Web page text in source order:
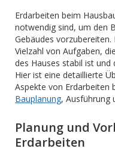
Erdarbeiten beim
notwendig sind, um den
Gebäudes
Vielzahl von Aufgaben,
des Hauses stabil ist
Hier ist eine detaillierte
Aspekte von Erdarbeiten
Bauplanung, Ausführung
Planung und
Erdarbeiten